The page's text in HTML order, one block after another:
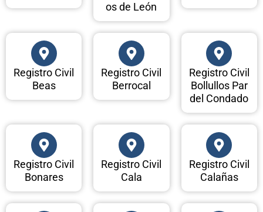
os de León
Registro Civil
Beas
Registro Civil
Berrocal
Registro Civil
Bollullos Par
del Condado
Registro Civil
Bonares
Registro Civil
Cala
Registro Civil
Calañas